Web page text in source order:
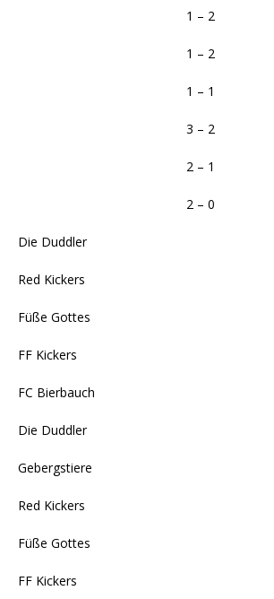
1 – 2
1 – 2
1 – 1
3 – 2
2 – 1
2 – 0
Die Duddler
Red Kickers
Füße Gottes
FF Kickers
FC Bierbauch
Die Duddler
Gebergstiere
Red Kickers
Füße Gottes
FF Kickers